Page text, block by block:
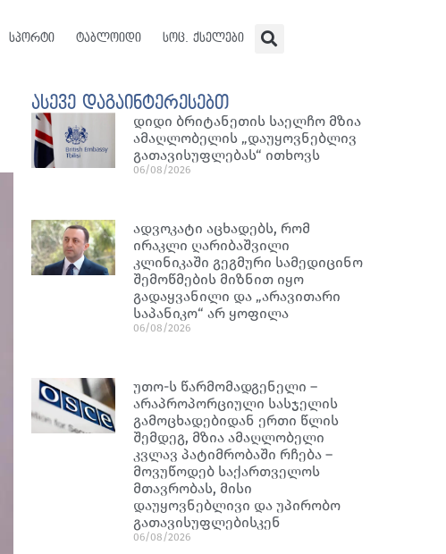
სპორტი ტაბლოიდი სოც. ქსელები
ასევე დაგაინტერესებთ
დიდი ბრიტანეთის საელჩო მზია
ამაღლობელის „დაუყოვნებლივ
გათავისუფლებას“ ითხოვს
06/08/2026
ადვოკატი აცხადებს, რომ
ირაკლი ღარიბაშვილი
კლინიკაში გეგმური სამედიცინო
შემოწმების მიზნით იყო
გადაყვანილი და „არავითარი
საპანიკო“ არ ყოფილა
06/08/2026
უთო-ს წარმომადგენელი –
არაპროპორციული სასჯელის
გამოცხადებიდან ერთი წლის
შემდეგ, მზია ამაღლობელი
კვლავ პატიმრობაში რჩება –
მოვუწოდებ საქართველოს
მთავრობას, მისი
დაუყოვნებლივი და უპირობო
გათავისუფლებისკენ
06/08/2026